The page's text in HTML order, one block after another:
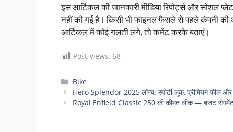
इस आर्टिकल की जानकारी मीडिया रिपोर्ट्स और सोशल
नहीं की गई है। किसी भी फाइनल फैसले से पहले कंपनी
आर्टिकल में कोई गलती लगे, तो कमेंट करके बताएं।
Post Views: 68
Bike
Hero Splendor 2025 लॉन्च: स्पोर्टी लुक, प्रीमियम फील और
Royal Enfield Classic 250 की कीमत लीक — बजट सेगमेंट में